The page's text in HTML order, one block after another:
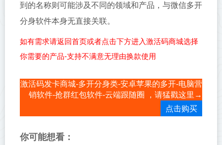
到的名称则可能涉及不同的领域和产品，与微信多开
分身软件本身无直接关联。
如有需求请返回首页或者点击下方进入激活码商城选择
你需要的产品-支持不满意无理由换款使用
激活码发卡商城-多开分身类-安卓苹果的多开-电脑营
销软件-抢群红包软件-云端跟随圈 ，请猛戳这里→
点击购买
你可能想看：